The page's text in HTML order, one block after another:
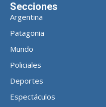
Secciones
Argentina
Patagonia
Mundo
Policiales
Deportes
Espectáculos